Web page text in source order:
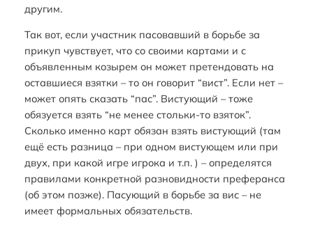
другим.
Так вот, если участник пасовавший в борьбе за
прикуп чувствует, что со своими картами и с
объявленным козырем он может претендовать на
оставшиеся взятки – то он говорит “вист”. Если нет –
может опять сказать “пас”. Вистующий – тоже
обязуется взять “не менее стольки-то взяток”.
Сколько именно карт обязан взять вистующий (там
ещё есть разница – при одном вистующем или при
двух, при какой игре игрока и т.п. ) – определятся
правилами конкретной разновидности преферанса
(об этом позже). Пасующий в борьбе за вис – не
имеет формальных обязательств.